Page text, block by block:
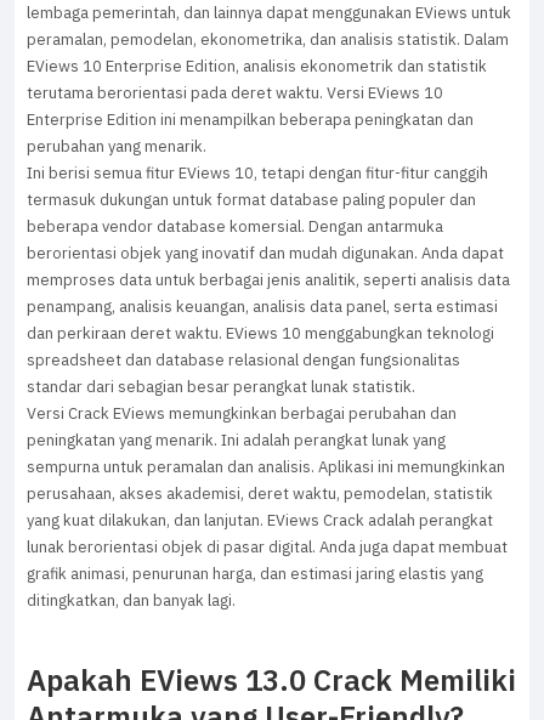
lembaga pemerintah, dan lainnya dapat menggunakan EViews untuk
peramalan, pemodelan, ekonometrika, dan analisis statistik. Dalam
EViews 10 Enterprise Edition, analisis ekonometrik dan statistik
terutama berorientasi pada deret waktu. Versi EViews 10
Enterprise Edition ini menampilkan beberapa peningkatan dan
perubahan yang menarik.
Ini berisi semua fitur EViews 10, tetapi dengan fitur-fitur canggih
termasuk dukungan untuk format database paling populer dan
beberapa vendor database komersial. Dengan antarmuka
berorientasi objek yang inovatif dan mudah digunakan. Anda dapat
memproses data untuk berbagai jenis analitik, seperti analisis data
penampang, analisis keuangan, analisis data panel, serta estimasi
dan perkiraan deret waktu. EViews 10 menggabungkan teknologi
spreadsheet dan database relasional dengan fungsionalitas
standar dari sebagian besar perangkat lunak statistik.
Versi Crack EViews memungkinkan berbagai perubahan dan
peningkatan yang menarik. Ini adalah perangkat lunak yang
sempurna untuk peramalan dan analisis. Aplikasi ini memungkinkan
perusahaan, akses akademisi, deret waktu, pemodelan, statistik
yang kuat dilakukan, dan lanjutan. EViews Crack adalah perangkat
lunak berorientasi objek di pasar digital. Anda juga dapat membuat
grafik animasi, penurunan harga, dan estimasi jaring elastis yang
ditingkatkan, dan banyak lagi.
Apakah EViews 13.0 Crack Memiliki